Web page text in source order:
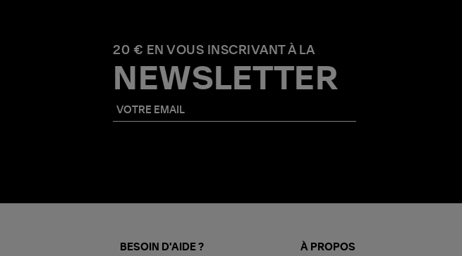
20 € EN VOUS INSCRIVANT À LA
NEWSLETTER
BESOIN D'AIDE ? À PROPOS